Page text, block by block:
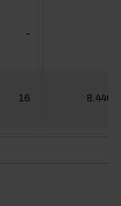
-
16 8.446